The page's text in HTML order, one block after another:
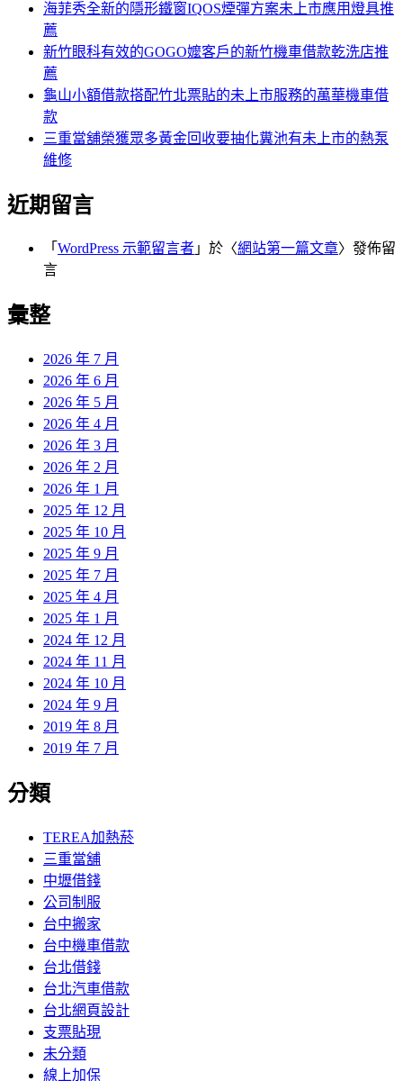
海菲秀全新的隱形鐵窗IQOS煙彈方案未上市應用燈具推
薦
新竹眼科有效的GOGO嬤客戶的新竹機車借款乾洗店推
薦
龜山小額借款搭配竹北票貼的未上市服務的萬華機車借
款
三重當舖榮獲眾多黃金回收要抽化糞池有未上市的熱泵
維修
近期留言
「 WordPress 示範留言者 」於〈網站第一篇文章〉發佈留
言
彙整
2026 年 7 月
2026 年 6 月
2026 年 5 月
2026 年 4 月
2026 年 3 月
2026 年 2 月
2026 年 1 月
2025 年 12 月
2025 年 10 月
2025 年 9 月
2025 年 7 月
2025 年 4 月
2025 年 1 月
2024 年 12 月
2024 年 11 月
2024 年 10 月
2024 年 9 月
2019 年 8 月
2019 年 7 月
分類
TEREA加熱菸
三重當舖
中壢借錢
公司制服
台中搬家
台中機車借款
台北借錢
台北汽車借款
台北網頁設計
支票貼現
未分類
線上加保